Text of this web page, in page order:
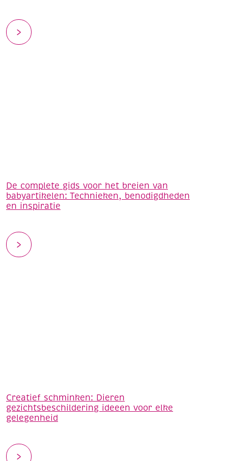
De complete gids voor het breien van
babyartikelen: Technieken, benodigdheden
en inspiratie
Creatief schminken: Dieren
gezichtsbeschildering ideeen voor elke
gelegenheid